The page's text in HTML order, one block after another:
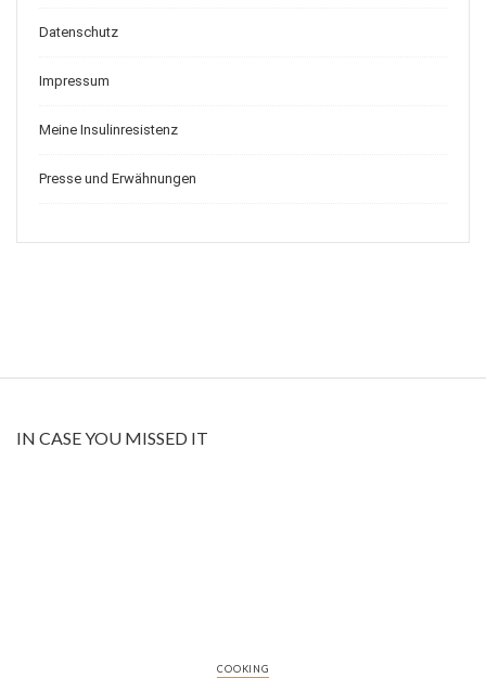
Datenschutz
Impressum
Meine Insulinresistenz
Presse und Erwähnungen
IN CASE YOU MISSED IT
COOKING